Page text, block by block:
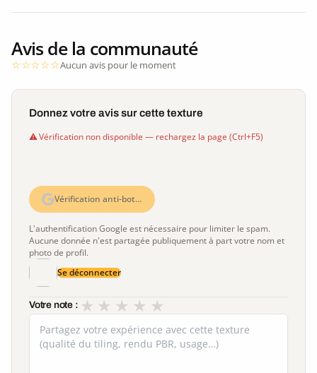
Avis de la communauté
Aucun avis pour le moment
Donnez votre avis sur cette texture
Vérification non disponible — rechargez la page (Ctrl+F5)
Vérification anti-bot…
L'authentification Google est nécessaire pour limiter le spam.
Aucune donnée n'est partagée publiquement à part votre nom et
photo de profil.
Se déconnecter
Votre note : ★
★
★
★
★